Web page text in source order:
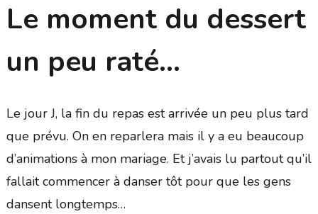
Le moment du dessert
un peu raté…
Le jour J, la fin du repas est arrivée un peu plus tard
que prévu. On en reparlera mais il y a eu beaucoup
d’animations à mon mariage. Et j’avais lu partout qu’il
fallait commencer à danser tôt pour que les gens
dansent longtemps…